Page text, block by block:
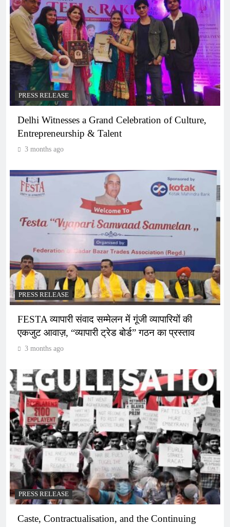
PRESS RELEASE
Delhi Witnesses a Grand Celebration of Culture,
Entrepreneurship & Talent
3 months ago
PRESS RELEASE
FESTA व्यापारी संवाद सम्मेलन में गूंजी व्यापारियों की
एकजुट आवाज़, “व्यापारी ट्रेड बोर्ड” गठन का प्रस्ताव
3 months ago
PRESS RELEASE
Caste, Contractualisation, and the Continuing